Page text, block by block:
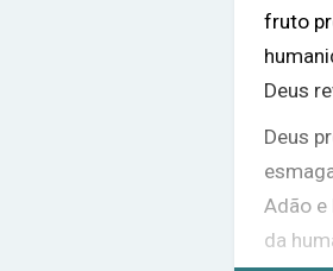
fruto
Deus
Deus
Adão e
da